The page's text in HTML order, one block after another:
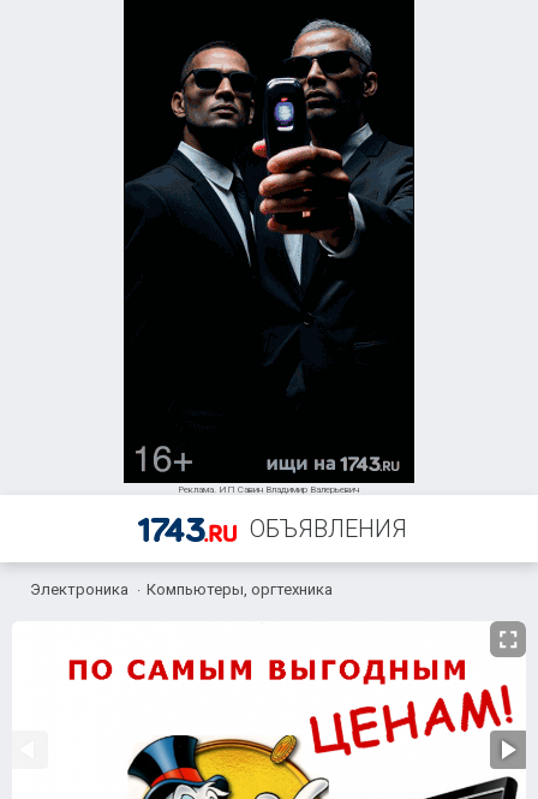
Реклама. ИП Савин Владимир Валерьевич
ОБЪЯВЛЕНИЯ
+7 (903) 398-60-72
Электроника Компьютеры, оргтехника